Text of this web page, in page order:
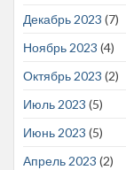
Декабрь 2023 (7)
Ноябрь 2023 (4)
Октябрь 2023 (2)
Июль 2023 (5)
Июнь 2023 (5)
Апрель 2023 (2)